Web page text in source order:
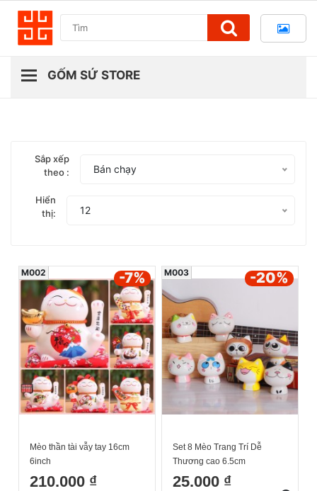
Sắp xếp
theo :
Bán chạy
Hiển
thị:
12
Mèo thần tài vẫy tay 16cm
6inch
210.000 ₫
M002 -7%
Set 8 Mèo Trang Trí Dễ
Thương cao 6.5cm
25.000 ₫
M003 -20%